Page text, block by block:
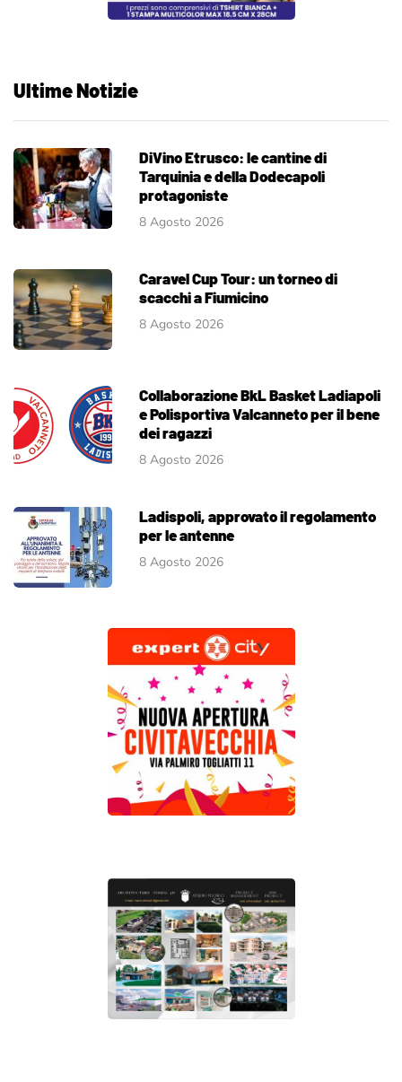
Ultime Notizie
DiVino Etrusco: le cantine di
Tarquinia e della Dodecapoli
protagoniste
8 Agosto 2026
Caravel Cup Tour: un torneo di
scacchi a Fiumicino
8 Agosto 2026
Collaborazione BkL Basket Ladiapoli
e Polisportiva Valcanneto per il bene
dei ragazzi
8 Agosto 2026
Ladispoli, approvato il regolamento
per le antenne
8 Agosto 2026